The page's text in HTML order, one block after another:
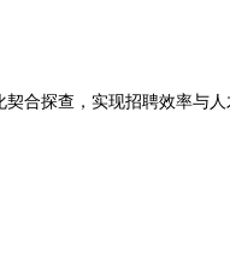
合探查，实现招聘效率与人